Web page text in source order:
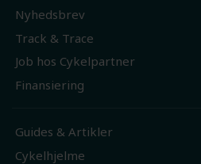
Nyhedsbrev
Track & Trace
Job hos Cykelpartner
Finansiering
Guides & Artikler
Cykelhjelme